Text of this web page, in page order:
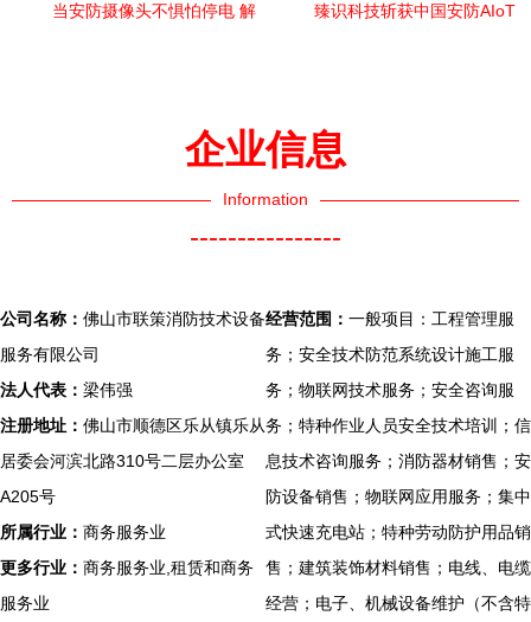
利还是惠。
别是 —短
火焰完全转
化包裹热式
的方向使用
交换促使该
结构尽所
当安防摄像头不惧怕停电 解
臻识科技斩获中国安防AIoT
企业信息
Information
----------------
公司名称： 佛山市联策消防技术设备
服务有限公司
法人代表： 梁伟强
注册地址： 佛山市顺德区乐从镇乐从
居委会河滨北路310号二层办公室
A205号
所属行业： 商务服务业
更多行业： 商务服务业,租赁和商务
服务业
经营范围： 一般项目：工程管理服
务；安全技术防范系统设计施工服
务；物联网技术服务；安全咨询服
务；特种作业人员安全技术培训；信
息技术咨询服务；消防器材销售；安
防设备销售；物联网应用服务；集中
式快速充电站；特种劳动防护用品销
售；建筑装饰材料销售；电线、电缆
经营；电子、机械设备维护（不含特